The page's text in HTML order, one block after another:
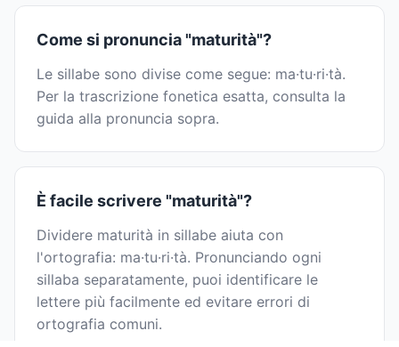
Come si pronuncia "maturità"?
Le sillabe sono divise come segue: ma·tu·ri·tà.
Per la trascrizione fonetica esatta, consulta la
guida alla pronuncia sopra.
È facile scrivere "maturità"?
Dividere maturità in sillabe aiuta con
l'ortografia: ma·tu·ri·tà. Pronunciando ogni
sillaba separatamente, puoi identificare le
lettere più facilmente ed evitare errori di
ortografia comuni.